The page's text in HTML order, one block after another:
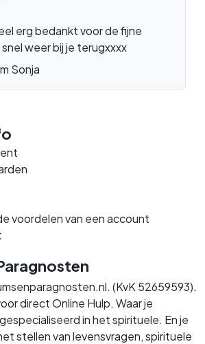
erg bedankt voor de fijne
weer bij je terugxxxx
Sonja
voordelen van een account
(KvK 52659593).
direct Online Hulp. Waar je
in het spirituele. En je
stellen van levensvragen, spirituele